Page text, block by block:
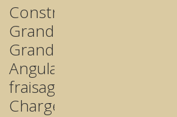
Construction PREMIUM.
Grande puissance.
Grande capacité de
Angulations
fraisage
Chargeur modulable